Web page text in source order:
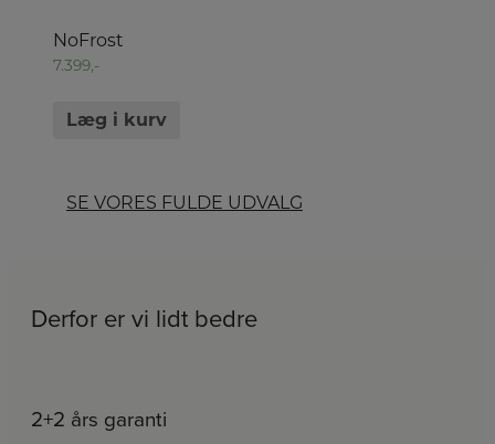
NoFrost
7.399,-
Læg i kurv
SE VORES FULDE UDVALG
Derfor er vi lidt bedre
2+2 års garanti